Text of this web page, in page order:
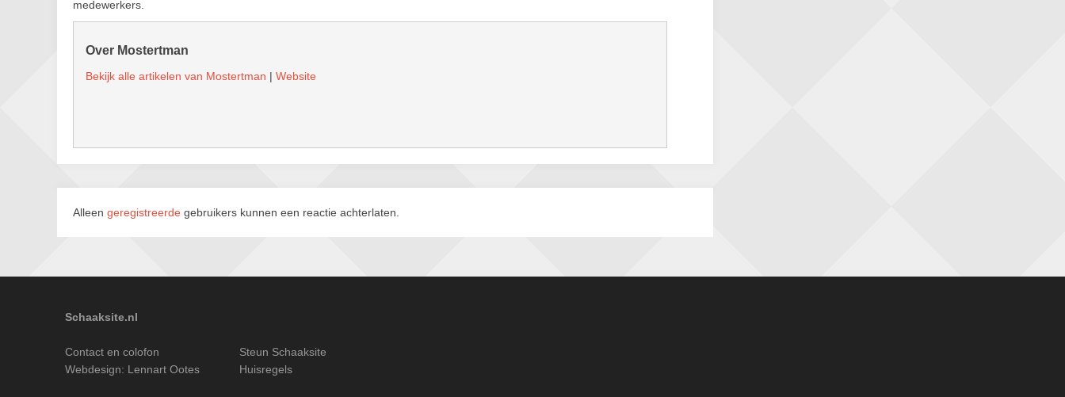
medewerkers.
Over Mostertman
Bekijk alle artikelen van Mostertman | Website
Alleen geregistreerde gebruikers kunnen een reactie achterlaten.
Schaaksite.nl
Contact en colofon
Webdesign: Lennart Ootes
Steun Schaaksite
Huisregels